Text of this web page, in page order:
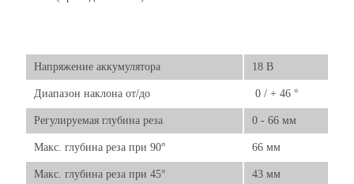
Напряжение аккумулятора 18 В
Диапазон наклона от/до ‌ 0 / + 46 °
Регулируемая глубина реза 0 - 66 мм
Макс. глубина реза при 90° 66 мм
Макс. глубина реза при 45° 43 мм